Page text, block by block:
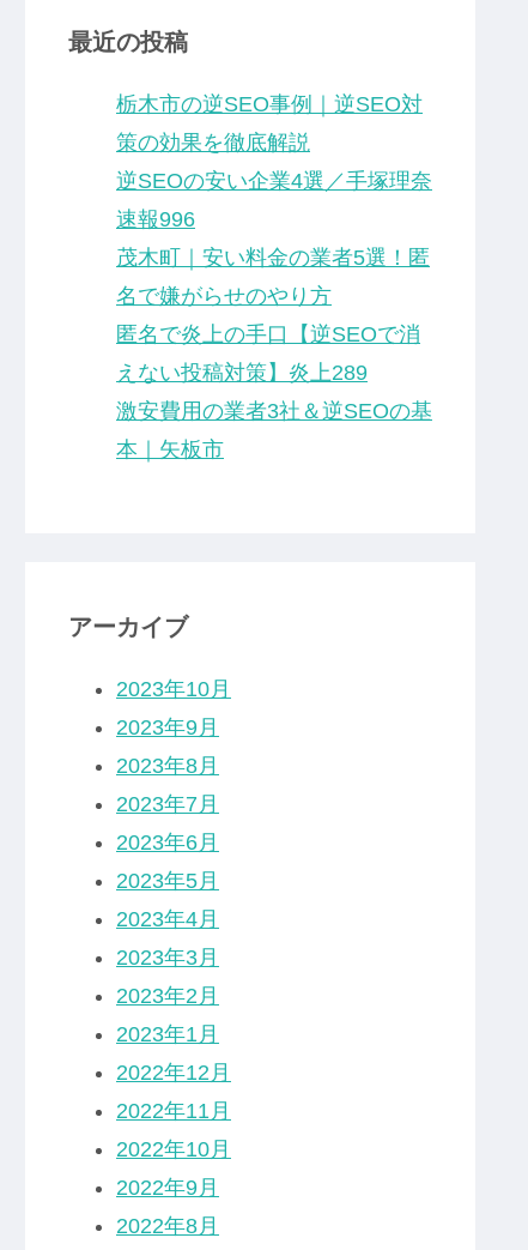
最近の投稿
栃木市の逆SEO事例｜逆SEO対
策の効果を徹底解説
逆SEOの安い企業4選／手塚理奈
速報996
茂木町｜安い料金の業者5選！匿
名で嫌がらせのやり方
匿名で炎上の手口【逆SEOで消
えない投稿対策】炎上289
激安費用の業者3社＆逆SEOの基
本｜矢板市
アーカイブ
2023年10月
2023年9月
2023年8月
2023年7月
2023年6月
2023年5月
2023年4月
2023年3月
2023年2月
2023年1月
2022年12月
2022年11月
2022年10月
2022年9月
2022年8月